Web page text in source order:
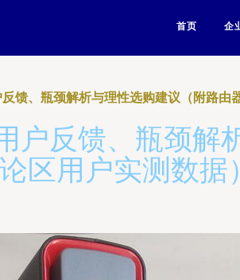
首页 企
馈、瓶颈解析与理性选购建议（附路由
户反馈、瓶颈解
区用户实测数据）